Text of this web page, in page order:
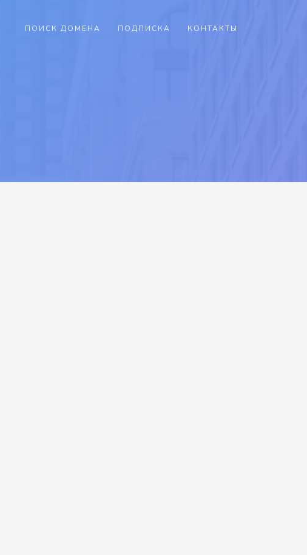
ПОИСК ДОМЕНА ПОДПИСКА КОНТАКТЫ